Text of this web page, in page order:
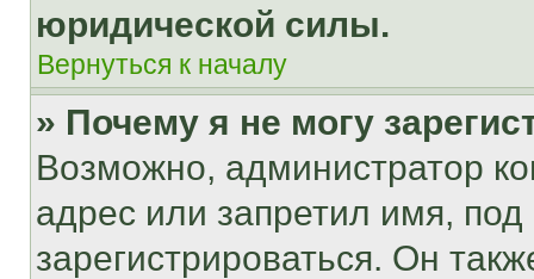
юридической силы.
Вернуться к началу
» Почему я не могу
Возможно, администратор
адрес или запретил имя,
зарегистрироваться. Он